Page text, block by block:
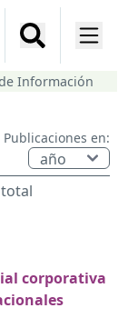
Información
Publicaciones en:
corporativa